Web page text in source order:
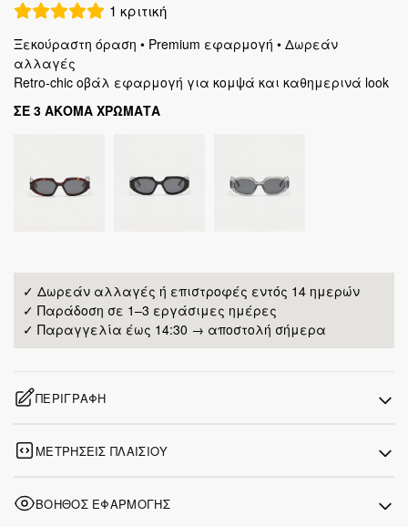
1 κριτική
Ξεκούραστη όραση • Premium εφαρμογή • Δωρεάν
αλλαγές
Retro-chic οβάλ εφαρμογή για κομψά και καθημερινά look
ΣΕ 3 ΑΚΟΜΑ ΧΡΩΜΑΤΑ
✓ Δωρεάν αλλαγές ή επιστροφές εντός 14 ημερών
✓ Παράδοση σε 1–3 εργάσιμες ημέρες
✓ Παραγγελία έως 14:30 → αποστολή σήμερα
ΠΕΡΙΓΡΑΦΉ
ΜΕΤΡΉΣΕΙΣ ΠΛΑΙΣΊΟΥ
ΒΟΗΘΌΣ ΕΦΑΡΜΟΓΉΣ